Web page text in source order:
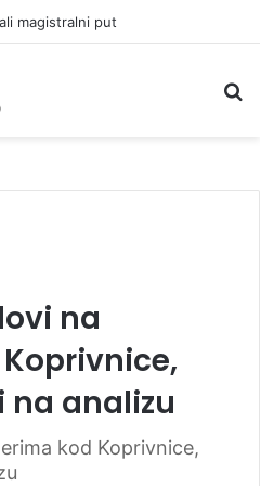
u selima kod Trebinja
na
na analizu
kod Koprivnice,